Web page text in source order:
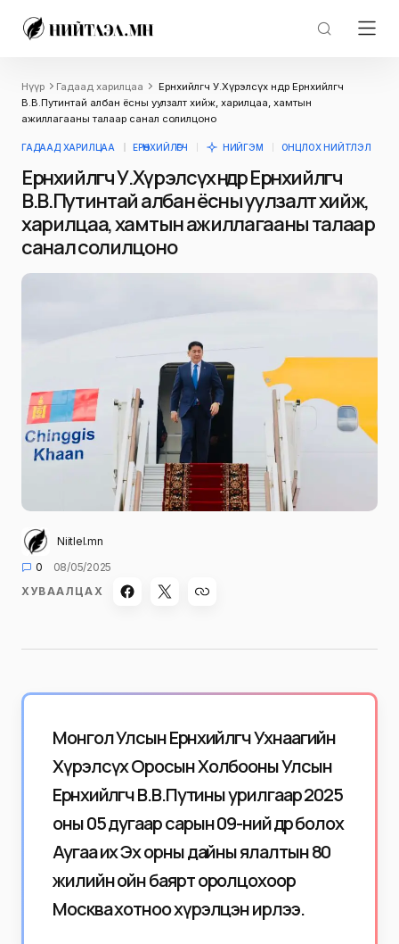
Нүүр Гадаад харилцаа
Ерөнхийлөгч У.Хүрэлсүх өнөөдөр Ерөнхийлөгч
В.В.Путинтай албан ёсны уулзалт хийж, харилцаа, хамтын
ажиллагааны талаар санал солилцоно
ГАДААД ХАРИЛЦАА ЕРӨНХИЙЛӨГЧ НИЙГЭМ ОНЦЛОХ НИЙТЛЭЛ
Ерөнхийлөгч У.Хүрэлсүх өнөөдөр Ерөнхийлөгч
В.В.Путинтай албан ёсны уулзалт хийж,
харилцаа, хамтын ажиллагааны талаар
санал солилцоно
Niitlel.mn
0
08/05/2025
ХУВААЛЦАХ
Монгол Улсын Ерөнхийлөгч Ухнаагийн
Хүрэлсүх Оросын Холбооны Улсын
Ерөнхийлөгч В.В.Путины урилгаар 2025
оны 05 дугаар сарын 09-ний өдөр болох
Аугаа их Эх орны дайны ялалтын 80
жилийн ойн баярт оролцохоор
Москва хотноо хүрэлцэн ирлээ.